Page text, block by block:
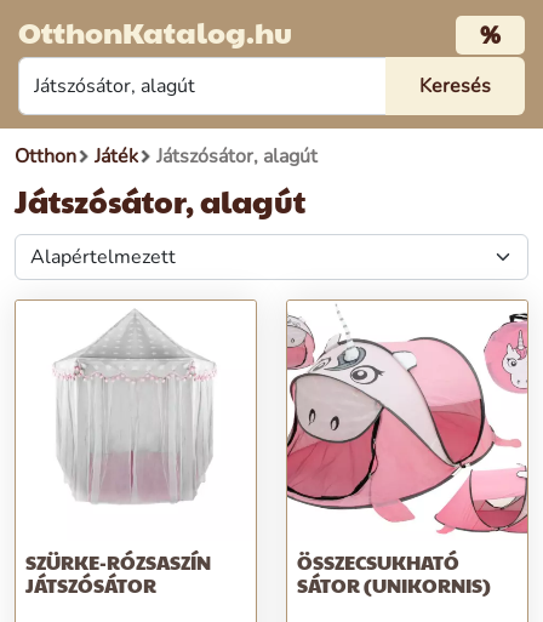
OtthonKatalog.hu %
Otthon Játék Játszósátor, alagút
Játszósátor, alagút
SZÜRKE-RÓZSASZÍN
JÁTSZÓSÁTOR
ÖSSZECSUKHATÓ
SÁTOR (UNIKORNIS)